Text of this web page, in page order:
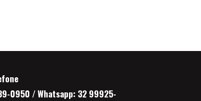
0950 / Whatsapp: 32 99925-